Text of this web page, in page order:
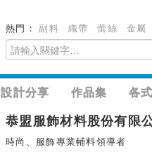
熱門：副料 織帶 蕾絲 金屬
設計分享 作品集 各
恭盟服飾材料股份有限
時尚、服飾專業輔料領導者